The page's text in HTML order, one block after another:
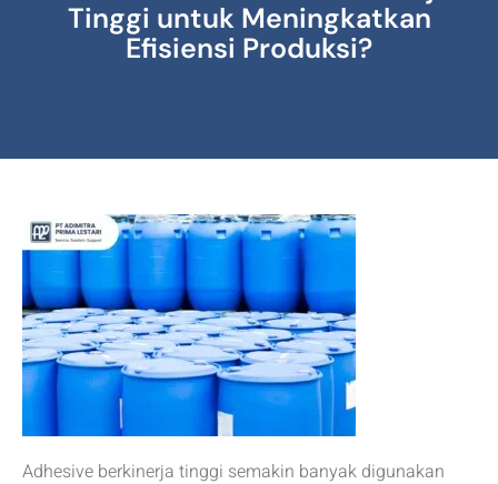
Tinggi untuk Meningkatkan
Efisiensi Produksi?
Adhesive berkinerja tinggi semakin banyak digunakan